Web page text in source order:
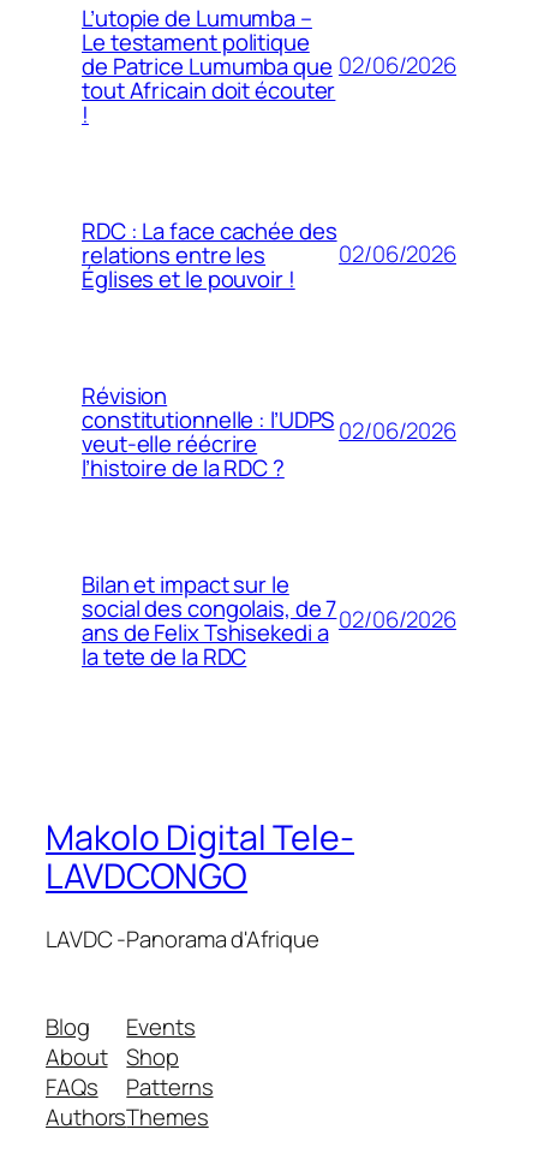
L’utopie de Lumumba –
Le testament politique
de Patrice Lumumba que
tout Africain doit écouter
!
02/06/2026
RDC : La face cachée des
relations entre les
Églises et le pouvoir !
02/06/2026
Révision
constitutionnelle : l’UDPS
veut-elle réécrire
l’histoire de la RDC ?
02/06/2026
Bilan et impact sur le
social des congolais, de 7
ans de Felix Tshisekedi a
la tete de la RDC
02/06/2026
Makolo Digital Tele-
LAVDCONGO
LAVDC -Panorama d'Afrique
Blog
About
FAQs
Authors
Events
Shop
Patterns
Themes